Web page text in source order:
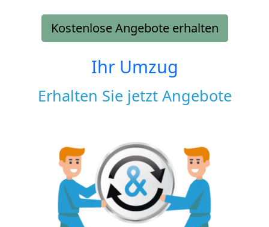
Kostenlose Angebote erhalten
Ihr Umzug
Erhalten Sie jetzt Angebote